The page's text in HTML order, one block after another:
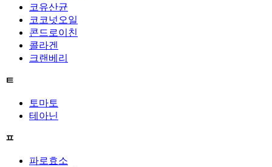
코유산균
코코넛오일
콘드로이친
콜라겐
크랜베리
ㅌ
토마토
테아닌
ㅍ
파로효소